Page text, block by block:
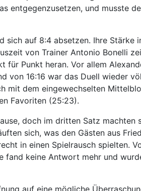
entgegenzusetzen, und musste
sich auf 8:4 absetzen. Ihre Stärke
von Trainer Antonio Bonelli
Punkt heran. Vor allem
von 16:16 war das Duell wieder
mit dem eingewechselten
Favoriten (25:23).
doch im dritten Satz machten
sich, was den Gästen aus
in einen Spielrausch spielten.
fand keine Antwort mehr und
auf eine mögliche